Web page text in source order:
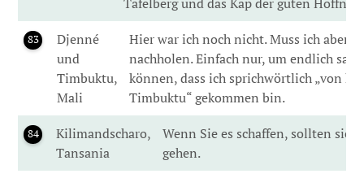
83
Djenné
und
Timbuktu,
Mali
Hier war ich noch nicht. Muss ich aber
nachholen. Einfach nur, um endlich
können, dass ich sprichwörtlich „von
Timbuktu“ gekommen bin.
84
Kilimandscharo,
Tansania
Wenn Sie es schaffen, sollten sie
gehen.